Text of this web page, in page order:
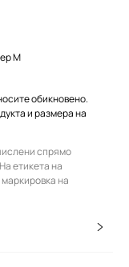
M
обикновено.
и размера на
спрямо
етикета на
на